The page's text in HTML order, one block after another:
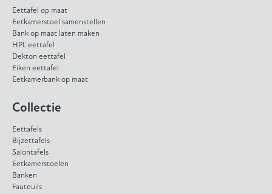
Eettafel op maat
Eetkamerstoel samenstellen
Bank op maat laten maken
HPL eettafel
Dekton eettafel
Eiken eettafel
Eetkamerbank op maat
Collectie
Eettafels
Bijzettafels
Salontafels
Eetkamerstoelen
Banken
Fauteuils